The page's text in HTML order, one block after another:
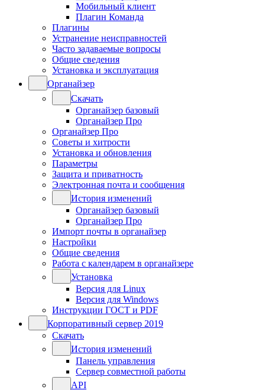
Мобильный клиент
Плагин Команда
Плагины
Устранение неисправностей
Часто задаваемые вопросы
Общие сведения
Установка и эксплуатация
Органайзер
Скачать
Органайзер базовый
Органайзер Про
Органайзер Про
Советы и хитрости
Установка и обновления
Параметры
Защита и приватность
Электронная почта и сообщения
История изменений
Органайзер базовый
Органайзер Про
Импорт почты в органайзер
Настройки
Общие сведения
Работа с календарем в органайзере
Установка
Версия для Linux
Версия для Windows
Инструкции ГОСТ и PDF
Корпоративный сервер 2019
Скачать
История изменений
Панель управления
Сервер совместной работы
API